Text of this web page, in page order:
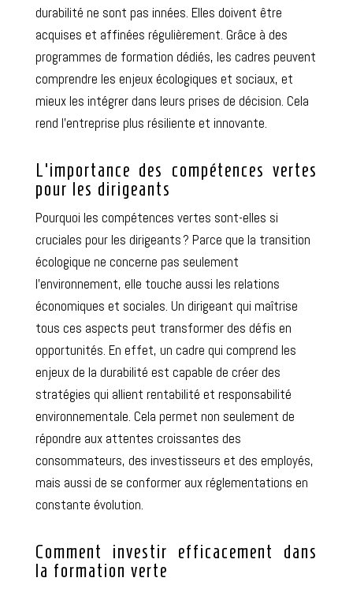
durabilité ne sont pas innées. Elles doivent être
acquises et affinées régulièrement. Grâce à des
programmes de formation dédiés, les cadres peuvent
comprendre les enjeux écologiques et sociaux, et
mieux les intégrer dans leurs prises de décision. Cela
rend l’entreprise plus résiliente et innovante.
L’importance des compétences vertes
pour les dirigeants
Pourquoi les compétences vertes sont-elles si
cruciales pour les dirigeants ? Parce que la transition
écologique ne concerne pas seulement
l’environnement, elle touche aussi les relations
économiques et sociales. Un dirigeant qui maîtrise
tous ces aspects peut transformer des défis en
opportunités. En effet, un cadre qui comprend les
enjeux de la durabilité est capable de créer des
stratégies qui allient rentabilité et responsabilité
environnementale. Cela permet non seulement de
répondre aux attentes croissantes des
consommateurs, des investisseurs et des employés,
mais aussi de se conformer aux réglementations en
constante évolution.
Comment investir efficacement dans
la formation verte